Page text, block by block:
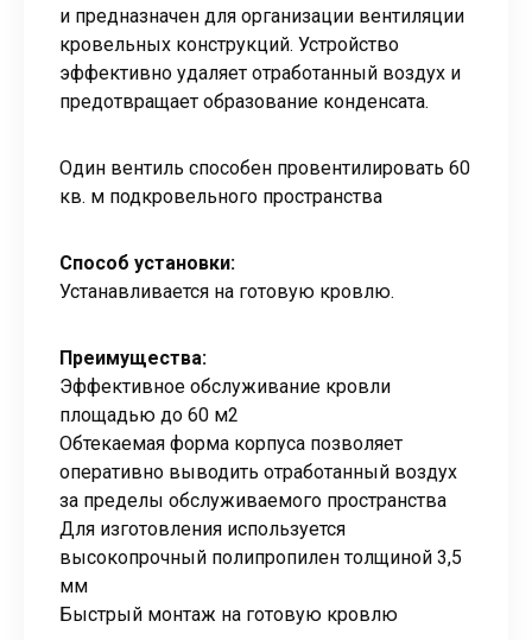
и предназначен для организации вентиляции
кровельных конструкций. Устройство
эффективно удаляет отработанный воздух и
предотвращает образование конденсата.
Один вентиль способен провентилировать 60
кв. м подкровельного пространства
Способ установки:
Устанавливается на готовую кровлю.
Преимущества:
Эффективное обслуживание кровли
площадью до 60 м2
Обтекаемая форма корпуса позволяет
оперативно выводить отработанный воздух
за пределы обслуживаемого пространства
Для изготовления используется
высокопрочный полипропилен толщиной 3,5
мм
Быстрый монтаж на готовую кровлю